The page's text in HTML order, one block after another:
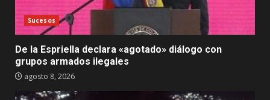
Sucesos
De la Espriella declara «agotado» diálogo con
grupos armados ilegales
agosto 8, 2026